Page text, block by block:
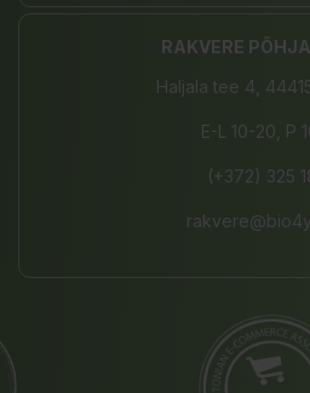
RAKVERE
Haljala tee 4,
E-L 10-20, P
(+372) 325